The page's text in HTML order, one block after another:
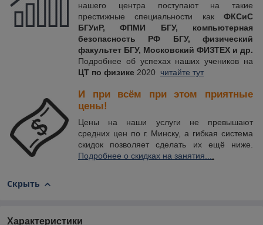
нашего центра поступают на такие
престижные специальности как ФКСиС
БГУиР, ФПМИ БГУ, компьютерная
безопасность РФ БГУ, физический
факультет БГУ, Московский ФИЗТЕХ и др.
Подробнее об успехах наших учеников на
ЦТ по физике 2020 читайте тут
И при всём при этом приятные
цены!
Цены на наши услуги не превышают
средних цен по г. Минску, а гибкая система
скидок позволяет сделать их ещё ниже.
Подробнее о скидках на занятия...
Скрыть
Характеристики